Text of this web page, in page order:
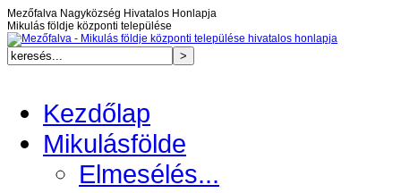
Mezőfalva Nagyközség Hivatalos Honlapja
Mikulás földje központi települése
Kezdőlap
Mikulásfölde
Elmesélés...